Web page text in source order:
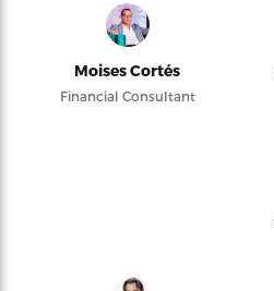
Moises Cortés
Financial Consultant